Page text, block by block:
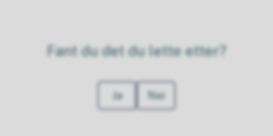
Fant du det du lette etter?
Ja Nei